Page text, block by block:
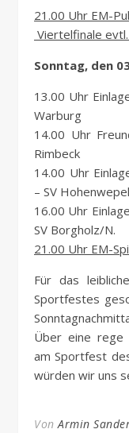
21.00 Uhr EM-
Viertelfinale evtl.
Sonntag, den
13.00 Uhr
Warburg
14.00 Uhr
Rimbeck
14.00 Uhr
– SV
16.00 Uhr
SV Borgholz/N.
21.00 Uhr EM-
Für das
Sportfestes
Über eine rege
am Sportfest
würden wir uns
VonArmin